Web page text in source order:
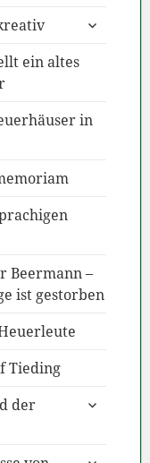
untermenü
ein altes
in
Beermann –
ist gestorben
Tieding
der
untermenü
untermenü